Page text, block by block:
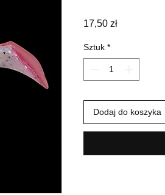
17,50 złCena
Sztuk *
Dodaj do koszyka